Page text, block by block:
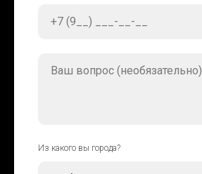
+7 (9__) ___-__-__
Ваш вопрос (необязательно)
Из какого вы города?